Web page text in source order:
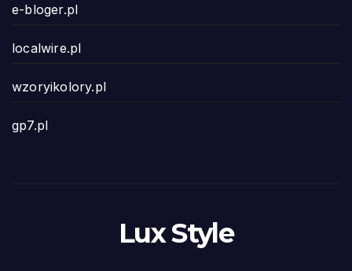
e-bloger.pl
localwire.pl
wzoryikolory.pl
gp7.pl
Lux Style